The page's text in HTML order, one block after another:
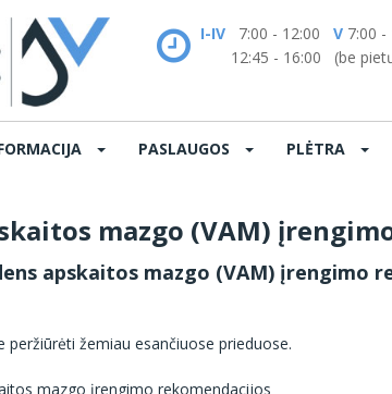
I-IV 7:00 - 12:00 V 7:00 -
12:45 - 16:00 (be
PASLAUGOS PLĖTRA
mazgo (VAM)
apskaitos mazgo (VAM) įrengimo
peržiūrėti žemiau esančiuose prieduose.
mazgo įrengimo rekomendacijos